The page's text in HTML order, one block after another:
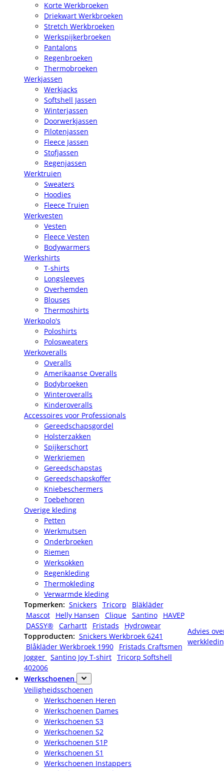
Korte Werkbroeken
Driekwart Werkbroeken
Stretch Werkbroeken
Werkspijkerbroeken
Pantalons
Regenbroeken
Thermobroeken
Werkjassen
Werkjacks
Softshell Jassen
Winterjassen
Doorwerkjassen
Pilotenjassen
Fleece Jassen
Stofjassen
Regenjassen
Werktruien
Sweaters
Hoodies
Fleece Truien
Werkvesten
Vesten
Fleece Vesten
Bodywarmers
Werkshirts
T-shirts
Longsleeves
Overhemden
Blouses
Thermoshirts
Werkpolo's
Poloshirts
Polosweaters
Werkoveralls
Overalls
Amerikaanse Overalls
Bodybroeken
Winteroveralls
Kinderoveralls
Accessoires voor Professionals
Gereedschapsgordel
Holsterzakken
Spijkerschort
Werkriemen
Gereedschapstas
Gereedschapskoffer
Kniebeschermers
Toebehoren
Overige kleding
Petten
Werkmutsen
Onderbroeken
Riemen
Werksokken
Regenkleding
Thermokleding
Verwarmde kleding
Topmerken: Snickers Tricorp
Bläkläder
Mascot
Helly Hansen Clique Santino
HAVEP
DASSY®
Carhartt Fristads
Hydrowear
Topproducten: Snickers Werkbroek 6241
Blåkläder Werkbroek 1990
Fristads Craftsmen
Jogger Santino Joy T-shirt Tricorp Softshell
402006
Advies
Werkschoenen
Veiligheidsschoenen
Werkschoenen Heren
Werkschoenen Dames
Werkschoenen S3
Werkschoenen S2
Werkschoenen S1P
Werkschoenen S1
Werkschoenen Instappers